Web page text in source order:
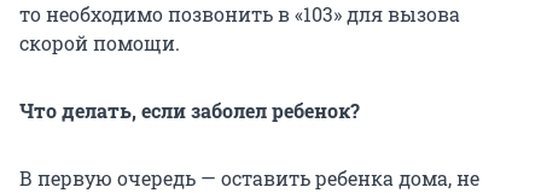
то необходимо позвонить в «103» для вызова
скорой помощи.
Что делать, если заболел ребенок?
В первую очередь — оставить ребенка дома, не